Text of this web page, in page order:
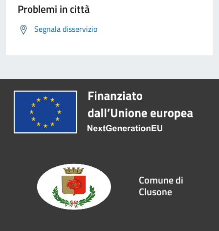
Problemi in città
Segnala disservizio
Comune di
Clusone